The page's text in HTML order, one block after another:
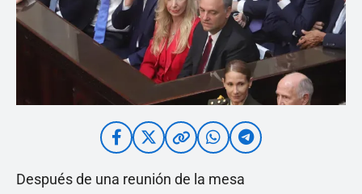
Después de una reunión de la mesa